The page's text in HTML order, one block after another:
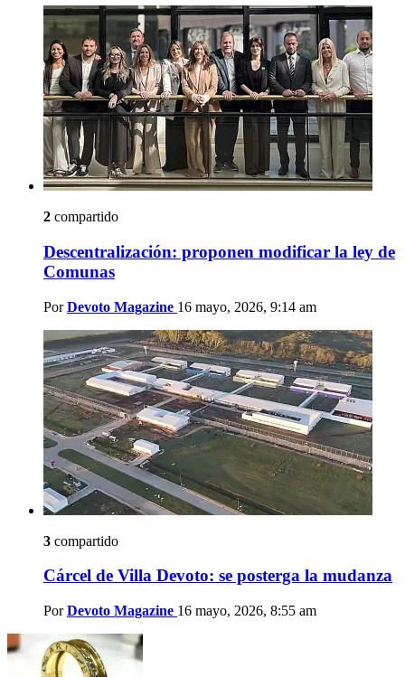
2 compartido
Descentralización: proponen modificar la ley de
Comunas
Por Devoto Magazine 16 mayo, 2026, 9:14 am
3 compartido
Cárcel de Villa Devoto: se posterga la mudanza
Por Devoto Magazine 16 mayo, 2026, 8:55 am